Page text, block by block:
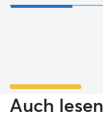
Auch lesen